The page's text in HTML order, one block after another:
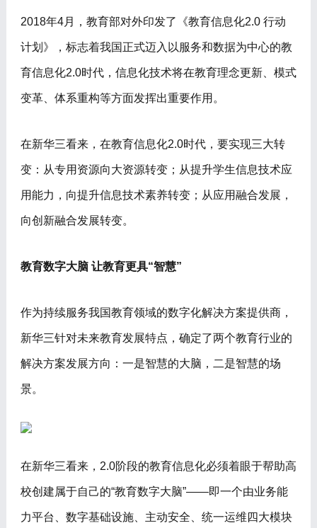
2018年4月，教育部对外印发了《教育信息化2.0 行动
计划》，标志着我国正式迈入以服务和数据为中心的教
育信息化2.0时代，信息化技术将在教育理念更新、模式
变革、体系重构等方面发挥出重要作用。
在新华三看来，在教育信息化2.0时代，要实现三大转
变：从专用资源向大资源转变；从提升学生信息技术应
用能力，向提升信息技术素养转变；从应用融合发展，
向创新融合发展转变。
教育数字大脑 让教育更具“智慧”
作为持续服务我国教育领域的数字化解决方案提供商，
新华三针对未来教育发展特点，确定了两个教育行业的
解决方案发展方向：一是智慧的大脑，二是智慧的场
景。
在新华三看来，2.0阶段的教育信息化必须着眼于帮助高
校创建属于自己的“教育数字大脑”——即一个由业务能
力平台、数字基础设施、主动安全、统一运维四大模块